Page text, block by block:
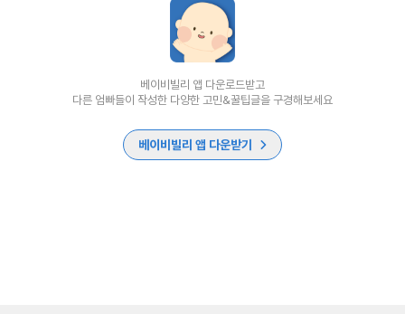
베이비빌리 앱 다운로드받고
다른 엄빠들이 작성한 다양한 고민&꿀팁글을 구경해보세요
베이비빌리 앱 다운받기